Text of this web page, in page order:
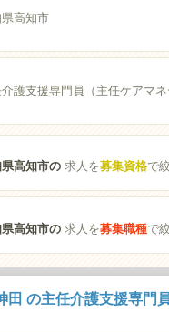
高知市
県高知市の求人を募集資格で
県高知市の求人を募集職種で
田 の主任介護支援専門